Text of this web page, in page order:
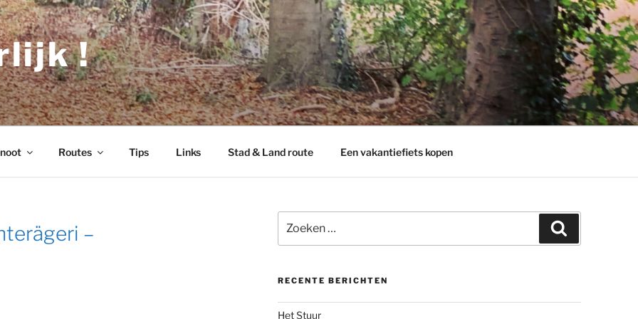
!
Routes Tips Links Stad & Land route Een vakantiefiets kopen
–
naar:
RECENTE BERICHTEN
Het Stuur